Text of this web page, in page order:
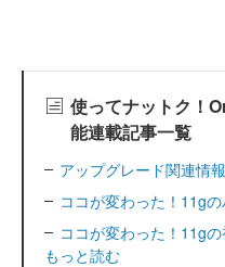
使ってナットク！
能連載記事一覧
アップグレード関連情
ココが変わった！11g
ココが変わった！11g
もっと読む